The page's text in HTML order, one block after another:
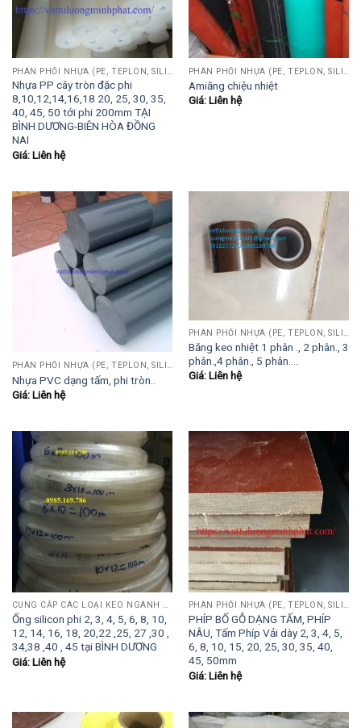
Nhựa PP cây tròn đặc phi
8,10,12,14,16,18 20, 25, 30, 35,
40, 45, 50 tới phi 200mm TẠI
BÌNH DƯƠNG-BIÊN HÒA ĐỒNG
NAI
Giá: Liên hệ
Amiăng chiệu nhiệt
Giá: Liên hệ
Nhựa PVC dạng tấm, phi tròn..
Giá: Liên hệ
PHÂN PHỐI NHỰA (PE, TEPLON, SILICON, PHÍP CÁCH ĐIỆN, POM...)
Băng keo nhiệt 1 phân ., 2 phân., 3
phân.,4 phân., 5 phân….
Giá: Liên hệ
CUNG CẤP CÁC LOẠI KEO NGÀNH GỖ (KEO SỮA, AB, 502, POLY, PUTTY HỆ NƯỚC..)
Ống silicon phi 2, 3, 4, 5, 6, 8, 10,
12, 14, 16, 18, 20,22 ,25, 27 ,30 ,
34,38 ,40 , 45 tại BÌNH DƯƠNG
Giá: Liên hệ
PHÂN PHỐI NHỰA (PE, TEPLON, SILICON, PHÍP CÁCH ĐIỆN, POM...)
PHÍP BỐ GỖ DẠNG TẤM, PHÍP
NÂU, Tấm Phíp Vải dày 2, 3, 4, 5,
6, 8, 10, 15, 20, 25, 30, 35, 40,
45, 50mm
Giá: Liên hệ